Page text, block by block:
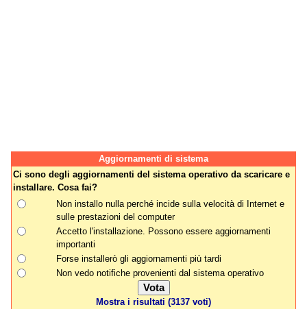
Aggiornamenti di sistema
Ci sono degli aggiornamenti del sistema operativo da scaricare e
installare. Cosa fai?
Non installo nulla perché incide sulla velocità di Internet e
sulle prestazioni del computer
Accetto l'installazione. Possono essere aggiornamenti
importanti
Forse installerò gli aggiornamenti più tardi
Non vedo notifiche provenienti dal sistema operativo
Mostra i risultati (3137 voti)